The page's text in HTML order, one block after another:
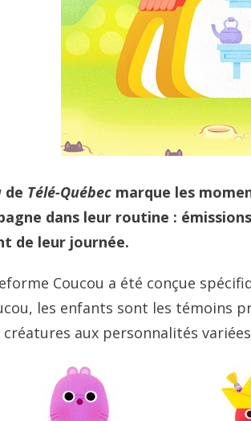
de Télé-Québec marque les
dans leur routine : é
de leur journée.
Coucou a été conçue
les enfants sont les témoins
aux personnalités